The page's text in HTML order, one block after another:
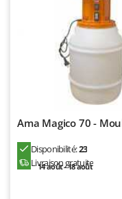
Fendeuses à bois
Filets pour la
Filtres pour vin
Floconneuses
Fourches pour
Fours d'extérieur
Fours électriques
Cresco
Cruccolini
Deca
Ama Magico 70 -
Disponibilité:23
Livraison gratuite
14 août - 18 août